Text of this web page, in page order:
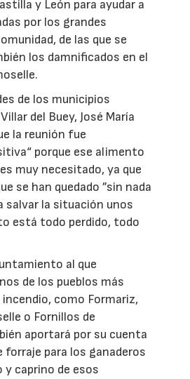
y León para ayudar a
por los grandes
de las que se
los damnificados en el
de los municipios
del Buey, José María
la reunión fue
porque ese alimento
muy necesitado, ya que
se han quedado ”sin nada
salvar la situación unos
está todo perdido, todo
al que
de los pueblos más
como Formariz,
o Fornillos de
aportará por su cuenta
forraje para los ganaderos
y caprino de esos